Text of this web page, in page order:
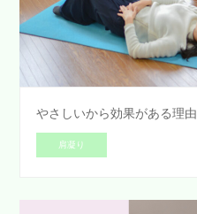
やさしいから効果がある理由
肩凝り